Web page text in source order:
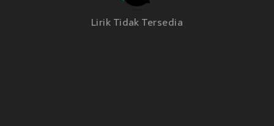
Lirik Tidak Tersedia